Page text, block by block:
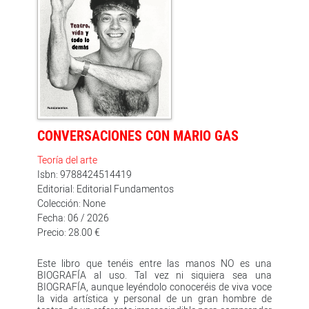
CONVERSACIONES CON MARIO GAS
Teoría del arte
Isbn: 9788424514419
Editorial: Editorial Fundamentos
Colección: None
Fecha: 06 / 2026
Precio: 28.00 €
Este libro que tenéis entre las manos NO es una
BIOGRAFÍA al uso. Tal vez ni siquiera sea una
BIOGRAFÍA, aunque leyéndolo conoceréis de viva voce
la vida artística y personal de un gran hombre de